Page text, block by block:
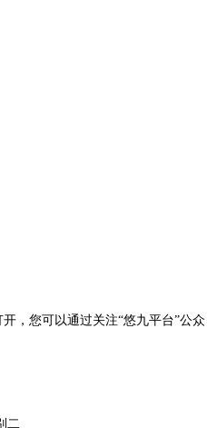
，您可以通过关注“悠九平台”公众
二